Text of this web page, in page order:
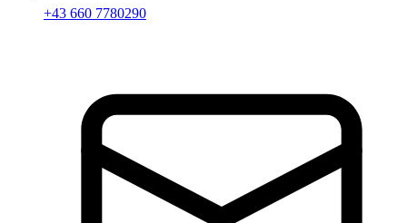
+43 660 7780290